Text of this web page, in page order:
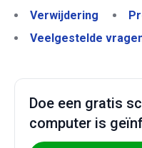
Verwijdering
Veelgestelde
Doe een gratis
computer is